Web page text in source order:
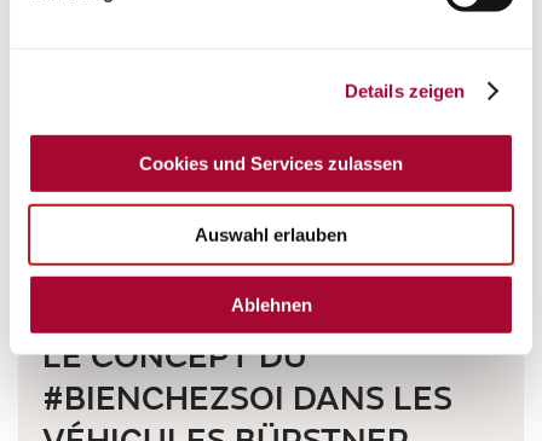
Details zeigen
Cookies und Services zulassen
Auswahl erlauben
Ablehnen
LE CONCEPT DU
#BIENCHEZSOI DANS LES